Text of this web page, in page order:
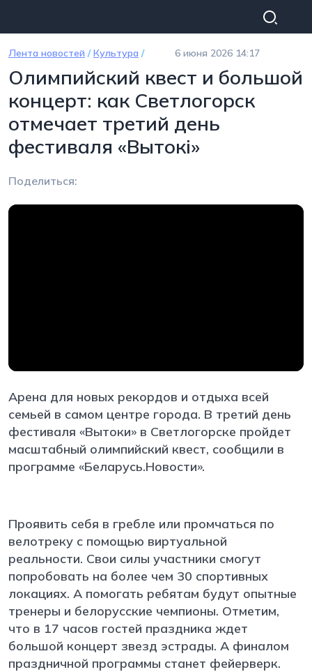
Лента новостей /Культура / 6 июня 2026 14:17
Олимпийский квест и большой
концерт: как Светлогорск
отмечает третий день
фестиваля «Вытокi»
Поделиться:
Арена для новых рекордов и отдыха всей
семьей в самом центре города. В третий день
фестиваля «Вытоки» в Светлогорске пройдет
масштабный олимпийский квест, сообщили в
программе «Беларусь.Новости».
Проявить себя в гребле или промчаться по
велотреку с помощью виртуальной
реальности. Свои силы участники смогут
попробовать на более чем 30 спортивных
локациях. А помогать ребятам будут опытные
тренеры и белорусские чемпионы. Отметим,
что в 17 часов гостей праздника ждет
большой концерт звезд эстрады. А финалом
праздничной программы станет фейерверк.